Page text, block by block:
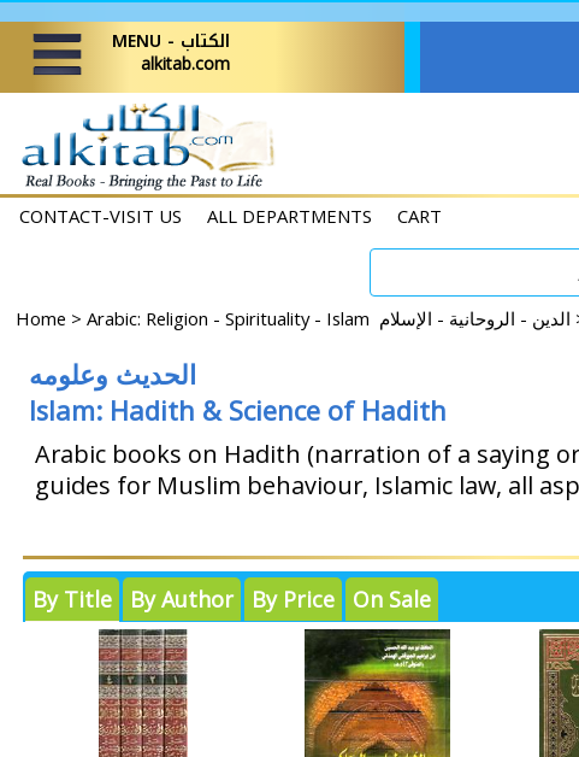
MENU - الكتاب
alkitab.com
CONTACT-VISIT US ALL DEPARTMENTS CART
Home > Arabic: Religion - Spirituality - Islam الدين - الروحانية - الإسلام
الحديث وعلومه
Islam: Hadith & Science of Hadith
Arabic books on Hadith (narration of a saying
guides for Muslim behaviour, Islamic law, all
By Title By Author By Price On Sale